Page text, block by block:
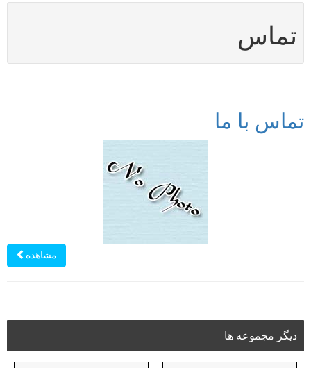
تماس
تماس با ما
مشاهده
دیگر مجموعه ها